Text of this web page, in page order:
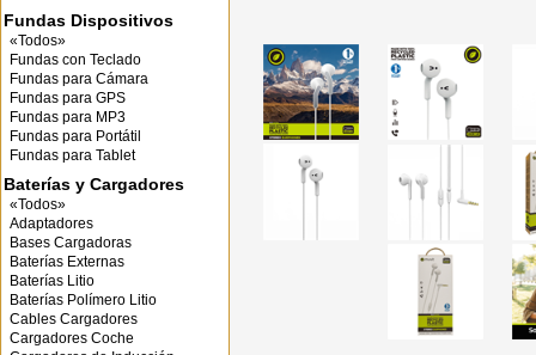
Fundas Dispositivos
«Todos»
Fundas con Teclado
Fundas para Cámara
Fundas para GPS
Fundas para MP3
Fundas para Portátil
Fundas para Tablet
Baterías y Cargadores
«Todos»
Adaptadores
Bases Cargadoras
Baterías Externas
Baterías Litio
Baterías Polímero Litio
Cables Cargadores
Cargadores Coche